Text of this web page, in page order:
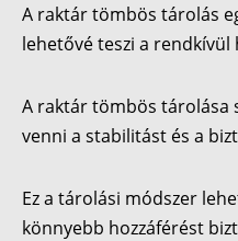
A raktár tömbös tárolás
lehetővé teszi a
A raktár tömbös tárolása
venni a stabilitást és a
Ez a tárolási módszer
könnyebb hozzáférést